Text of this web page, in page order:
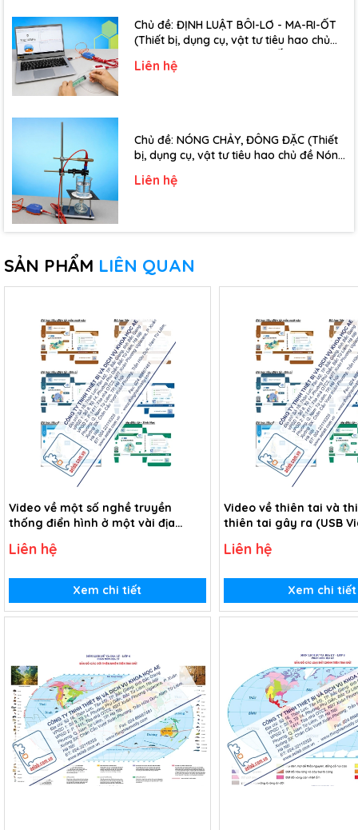
Chủ đề: ĐỊNH LUẬT BÔI-LƠ - MA-RI-ỐT
(Thiết bị, dụng cụ, vật tư tiêu hao chủ
Liên hệ
Chủ đề: NÓNG CHẢY, ĐÔNG ĐẶC (Thiết
bị, dụng cụ, vật tư tiêu hao chủ đề Nóng
Liên hệ
SẢN PHẨM LIÊN QUAN
Video về một số nghề truyền
thống điển hình ở một vài địa
Liên hệ
Xem chi tiết
Video về thiên tai và
thiên tai gây ra (USB
Liên hệ
Xem chi tiết